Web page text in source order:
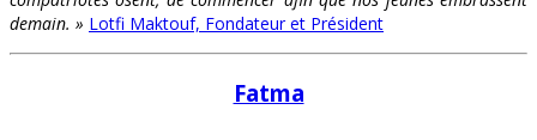
demain. » Lotfi Maktouf, Fondateur et Président
Fatma